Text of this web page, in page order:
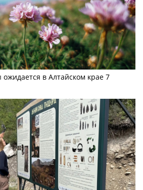
в Алтайском крае 7